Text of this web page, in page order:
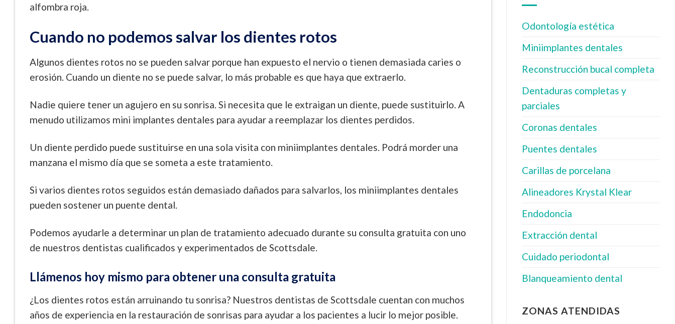
alfombra roja.
Cuando no podemos salvar los dientes rotos
Algunos dientes rotos no se pueden salvar porque han expuesto el nervio o tienen demasiada caries o
erosión. Cuando un diente no se puede salvar, lo más probable es que haya que extraerlo.
Nadie quiere tener un agujero en su sonrisa. Si necesita que le extraigan un diente, puede sustituirlo. A
menudo utilizamos mini implantes dentales para ayudar a reemplazar los dientes perdidos.
Un diente perdido puede sustituirse en una sola visita con miniimplantes dentales. Podrá morder una
manzana el mismo día que se someta a este tratamiento.
Si varios dientes rotos seguidos están demasiado dañados para salvarlos, los miniimplantes dentales
pueden sostener un puente dental.
Podemos ayudarle a determinar un plan de tratamiento adecuado durante su consulta gratuita con uno
de nuestros dentistas cualificados y experimentados de Scottsdale.
Llámenos hoy mismo para obtener una consulta gratuita
¿Los dientes rotos están arruinando tu sonrisa? Nuestros dentistas de Scottsdale cuentan con muchos
años de experiencia en la restauración de sonrisas para ayudar a los pacientes a lucir lo mejor posible.
Odontología estética
Miniimplantes dentales
Reconstrucción bucal completa
Dentaduras completas y
parciales
Coronas dentales
Puentes dentales
Carillas de porcelana
Alineadores Krystal Klear
Endodoncia
Extracción dental
Cuidado periodontal
Blanqueamiento dental
ZONAS ATENDIDAS